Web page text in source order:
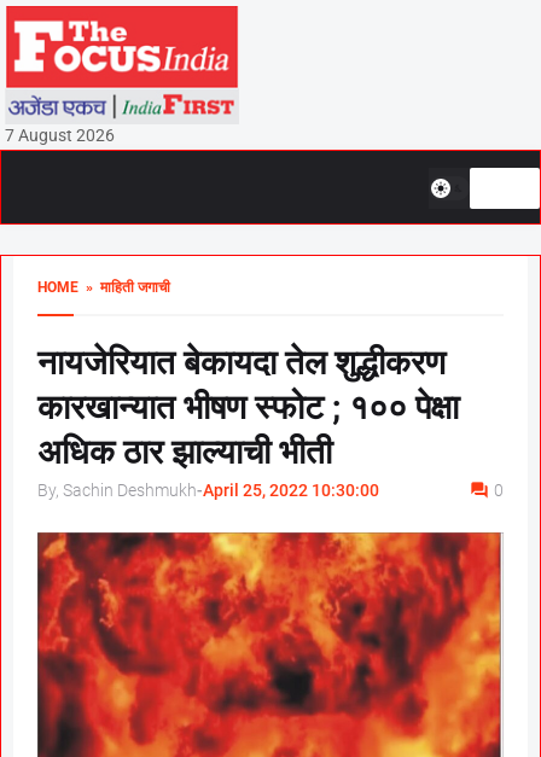
7 August 2026
HOME » माहिती जगाची
नायजेरियात बेकायदा तेल शुद्धीकरण
कारखान्यात भीषण स्फोट ; १०० पेक्षा
अधिक ठार झाल्याची भीती
By, Sachin Deshmukh-April 25, 2022 10:30:00 0